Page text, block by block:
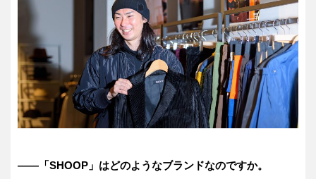
――「SHOOP」はどのようなブランドなのですか。